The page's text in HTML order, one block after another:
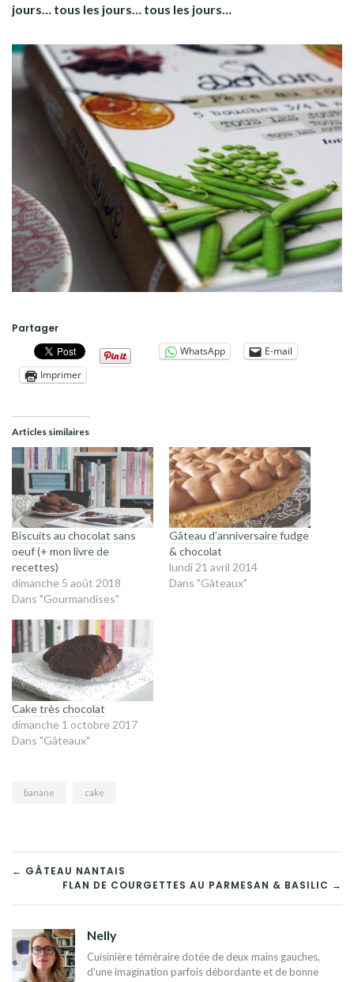
jours… tous les jours… tous les jours…
Partager
WhatsApp
E-mail
Imprimer
Articles similaires
Biscuits au chocolat sans
oeuf (+ mon livre de
recettes)
dimanche 5 août 2018
Dans "Gourmandises"
Gâteau d’anniversaire fudge
& chocolat
lundi 21 avril 2014
Dans "Gâteaux"
Cake très chocolat
dimanche 1 octobre 2017
Dans "Gâteaux"
banane cake
NAVIGATION
DE
L’ARTICLE
← GÂTEAU NANTAIS
FLAN DE COURGETTES AU PARMESAN & BASILIC →
Nelly
Cuisinière téméraire dotée de deux mains gauches,
d'une imagination parfois débordante et de bonne